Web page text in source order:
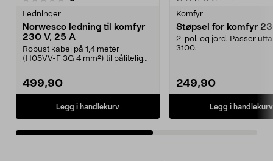
Ledninger
Norwesco ledning til komfyr
230 V, 25 A
Robust kabel på 1,4 meter
(H05VV-F 3G 4 mm²) til pålitelig
499,90
Legg i handlekurv
Komfyr
Støpsel for komfyr
2-pol. og jord. Passer
3100.
249,90
Legg i handlekurv